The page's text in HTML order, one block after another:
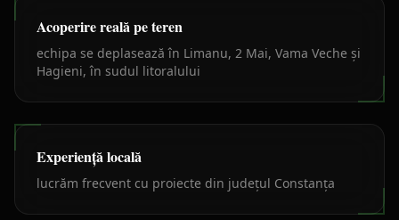
Acoperire reală pe teren
echipa se deplasează în Limanu, 2 Mai, Vama Veche și
Hagieni, în sudul litoralului
Experiență locală
lucrăm frecvent cu proiecte din județul Constanța